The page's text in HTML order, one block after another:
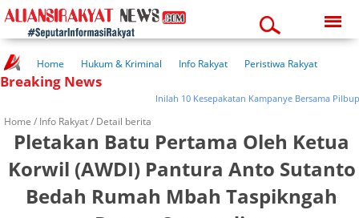
10:21:48 pm
Home Hukum & Kriminal Info Rakyat
Peristiwa Rakyat
Kuliner Rakyat
Wisata Rakyat
Breaking News
Inilah 10 Kesepakatan Kampanye Bersama Pilbup
Home / Info Rakyat/ Detail berita
Pletakan Batu Pertama Oleh Ketua
Korwil (AWDI) Pantura Anto Sutanto
Bedah Rumah Mbah Taspikngah